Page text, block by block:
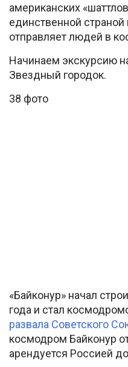
американских
единственной страной
отправляет людей в
Начинаем экскурсию
Звездный городок.
38 фото
«Байконур» начал
года и стал
развала Советского
космодром Байконур
арендуется Россией